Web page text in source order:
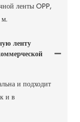
ленты OPP,
ленту
и подходит
и в